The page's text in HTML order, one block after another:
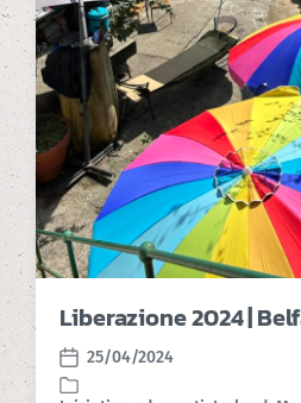
Liberazione 2024 |
P
o
25/04/2024